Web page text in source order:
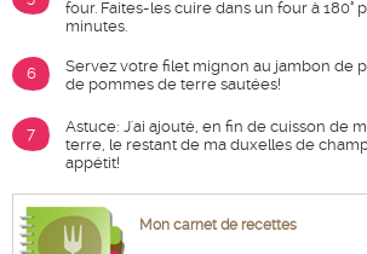
four. Faites-les cuire dans un four à 180°
minutes.
6
Servez votre filet mignon au jambon de
de pommes de terre sautées!
7
Astuce: J'ai ajouté, en fin de cuisson de
terre, le restant de ma duxelles de
appétit!
Mon carnet de recettes